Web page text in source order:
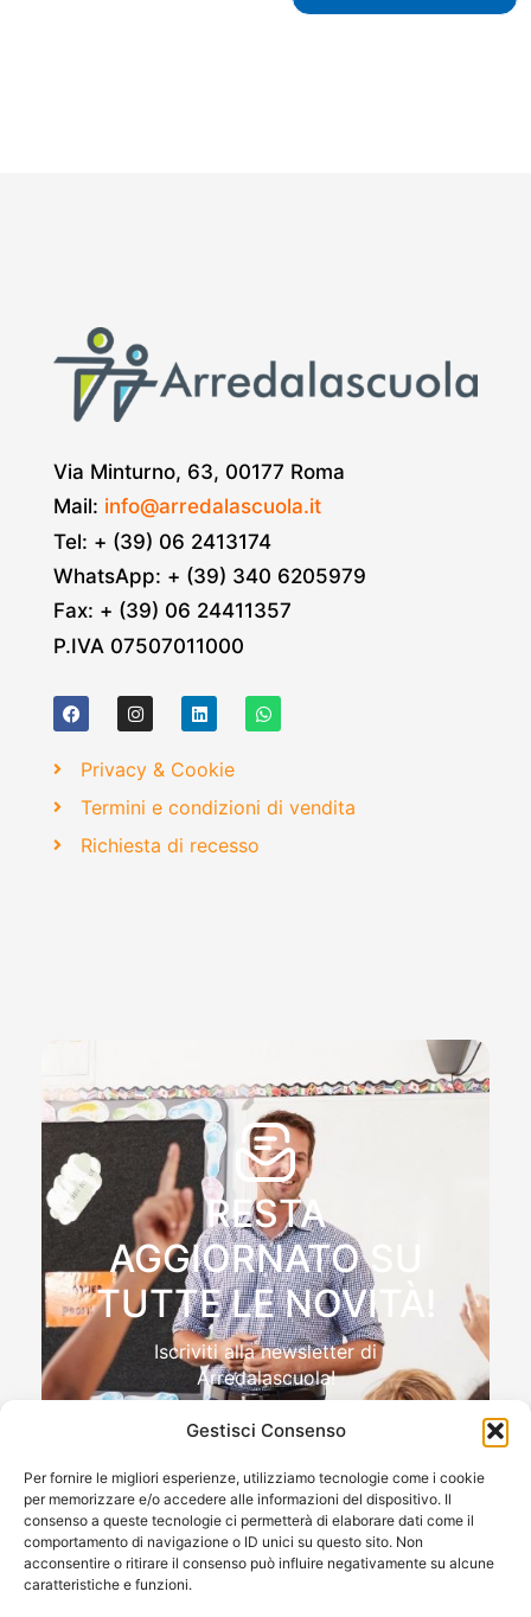
Gestisci Consenso
Per fornire le migliori esperienze, utilizziamo tecnologie come i cookie
per memorizzare e/o accedere alle informazioni del dispositivo. Il
consenso a queste tecnologie ci permetterà di elaborare dati come il
comportamento di navigazione o ID unici su questo sito. Non
acconsentire o ritirare il consenso può influire negativamente su alcune
caratteristiche e funzioni.
Via Minturno, 63, 00177 Roma
Mail: info@arredalascuola.it
Tel: + (39) 06 2413174
WhatsApp: + (39) 340 6205979
Fax: + (39) 06 24411357
P.IVA 07507011000
Privacy & Cookie
Termini e condizioni di vendita
Richiesta di recesso
RESTA
AGGIORNATO SU
TUTTE LE NOVITÀ!
Iscriviti alla newsletter di
Arredalascuola!
Autorizzo il trattamento dei miei dati personali , ai sensi
e per gli effetti del Reg.to UE 2016/679 (GDPR)
ISCRIVIMI